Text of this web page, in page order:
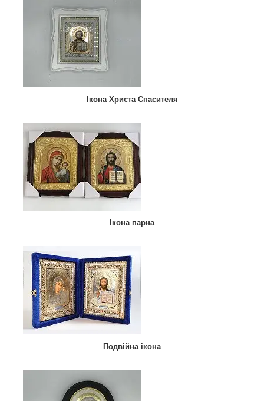
Ікона Христа Спасителя
Ікона парна
Подвійна ікона